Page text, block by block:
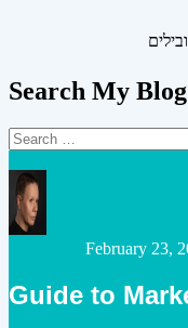
Search My Blog
Search
for:
February 23,
Guide to